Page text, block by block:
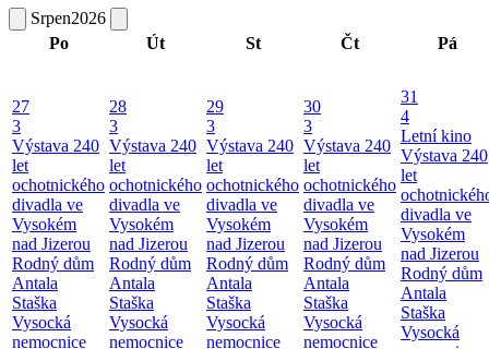
Srpen2026
Po
Út St Čt Pá
27
3
Výstava 240
let
ochotnického
divadla ve
Vysokém
nad Jizerou
Rodný dům
Antala
Staška
Vysocká
nemocnice
28
3
Výstava 240
let
ochotnického
divadla ve
Vysokém
nad Jizerou
Rodný dům
Antala
Staška
Vysocká
nemocnice
29
3
Výstava 240
let
ochotnického
divadla ve
Vysokém
nad Jizerou
Rodný dům
Antala
Staška
Vysocká
nemocnice
30
3
Výstava 240
let
ochotnického
divadla ve
Vysokém
nad Jizerou
Rodný dům
Antala
Staška
Vysocká
nemocnice
31
4
Letní kino
Výstava 240
let
divadla ve
Vysokém
nad Jizerou
Rodný dům
Antala
Staška
Vysocká